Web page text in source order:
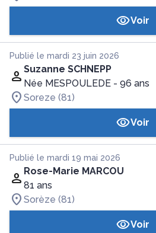
Voir
Publié le mardi 23 juin 2026
Suzanne SCHNEPP
Née MESPOULEDE - 96 ans
Soreze (81)
Voir
Publié le mardi 19 mai 2026
Rose-Marie MARCOU
81 ans
Sorèze (81)
Voir